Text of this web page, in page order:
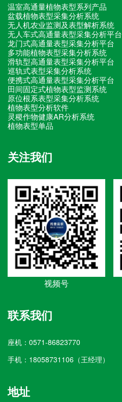
温室高通量植物表型系列产品
盆载植物表型采集分析系统
无人机农业监测及表型解析系统
无人车式高通量表型采集分析平台
龙门式高通量表型采集分析平台
多功能植物表型采集分析系统
滑轨型高通量表型采集分析平台
巡轨式表型采集分析系统
便携式高通量表型采集分析平台
田间固定式植物表型监测系统
原位根系表型采集分析系统
植物表型分析软件
灵稷作物健康AR分析系统
植物表型单品
关注我们
视频号
联系我们
座机：0571-86823770
手机：18058731106（王经理）
地址